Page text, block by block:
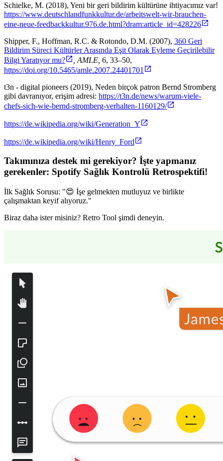
Schielke, M. (2018), Yeni bir geri bildirim kültürüne ihtiyacımız var!
https://www.deutschlandfunkkultur.de/arbeitswelt-wir-brauchen-
eine-neue-feedbackkultur.976.de.html?dram:article_id=428226
Shipper, F., Hoffman, R.C. & Rotondo, D.M. (2007), 360 Geri
Bildirim Süreci Kültürler Arasında Eşit Olarak Eyleme Geçirilebilir
Bilgi Yaratıyor mu?
, AMLE, 6, 33–50,
https://doi.org/10.5465/amle.2007.24401701
t3n - digital pioneers (2019), Neden birçok patron Bernd Stromberg
gibi davranıyor, erişim adresi: https://t3n.de/news/warum-viele-
chefs-sich-wie-bernd-stromberg-verhalten-1160129/
https://de.wikipedia.org/wiki/Generation_Y
https://de.wikipedia.org/wiki/Henry_Ford
Takımınıza destek mi gerekiyor? İşte yapmanız
gerekenler: Spotify Sağlık Kontrolü Retrospektifi!
İlk Sağlık Sorusu: "😍 İşe gelmekten mutluyuz ve birlikte
çalışmaktan keyif alıyoruz."
Biraz daha ister misiniz? Retro Tool şimdi deneyin.